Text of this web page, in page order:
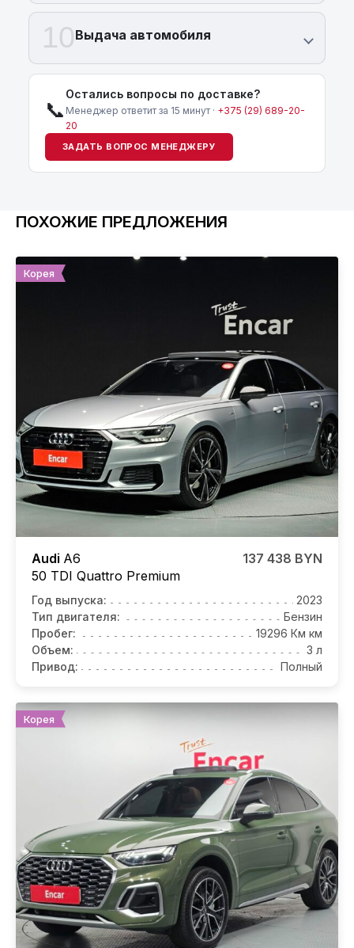
10Выдача автомобиля
📞
Остались вопросы по доставке?
Менеджер ответит за 15 минут · +375 (29) 689-20-
20
ЗАДАТЬ ВОПРОС МЕНЕДЖЕРУ
ПОХОЖИЕ ПРЕДЛОЖЕНИЯ
Корея
Audi A6
50 TDI Quattro Premium
137 438 BYN
Год выпуска:
2023
Тип двигателя:
Бензин
Пробег:
19296 Км км
Объем:
3 л
Привод:
Полный
Корея